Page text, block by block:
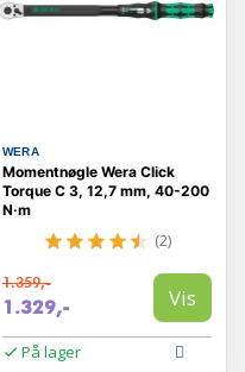
WERA
Momentnøgle Wera Click
Torque C 3, 12,7 mm, 40-200
N·m
(2)
1.359,-
1.329,- Vis
På lager